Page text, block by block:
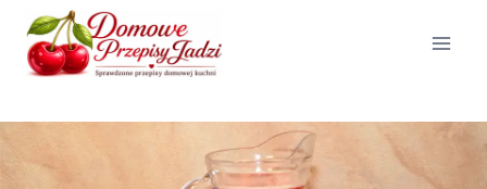
Przejdź
treści